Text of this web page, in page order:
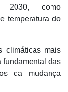
2030, como
temperatura do
climáticas mais
fundamental das
da mudança